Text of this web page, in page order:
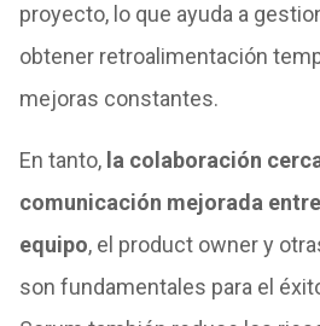
proyecto, lo que ayuda a
obtener retroalimentación
mejoras constantes.
En tanto, la colaboración
comunicación mejorada
equipo, el product owner y
son fundamentales para el